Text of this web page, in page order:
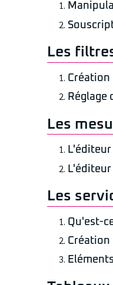
Les
Réglage
Les
Les
Qu'est-